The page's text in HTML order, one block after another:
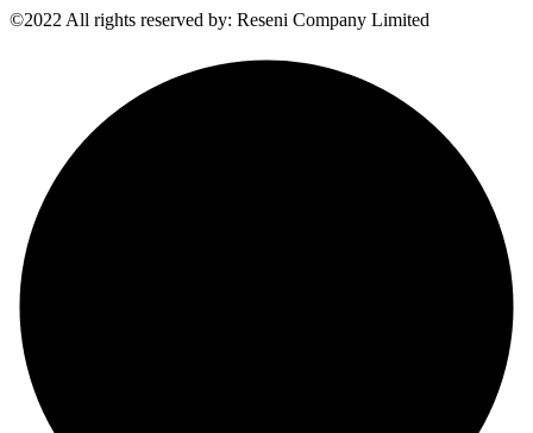
©2022 All rights reserved by: Reseni Company Limited